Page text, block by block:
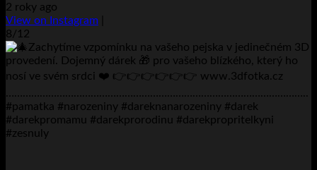
2 roky ago
View on Instagram
8/12